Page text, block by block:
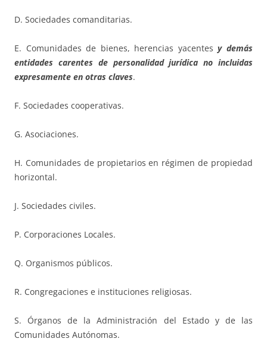
D. Sociedades comanditarias.
E. Comunidades de bienes, herencias yacentesy demás
entidades carentes de personalidad jurídica no incluidas
expresamente en otras claves.
F. Sociedades cooperativas.
G. Asociaciones.
H. Comunidades de propietarios en régimen de propiedad
horizontal.
J. Sociedades civiles.
P. Corporaciones Locales.
Q. Organismos públicos.
R. Congregaciones e instituciones religiosas.
S. Órganos de la Administración del Estado y de las
Comunidades Autónomas.